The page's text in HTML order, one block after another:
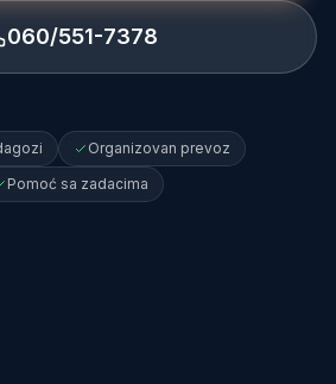
060/551-7378
Organizovan prevoz
Pomoć sa zadacima